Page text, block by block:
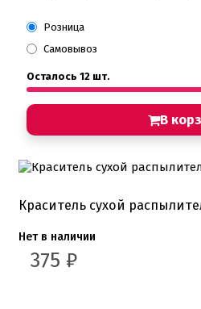
Розница
Самовывоз
Осталось 12 шт.
В
Краситель сухой
Нет в наличии
375 ₽